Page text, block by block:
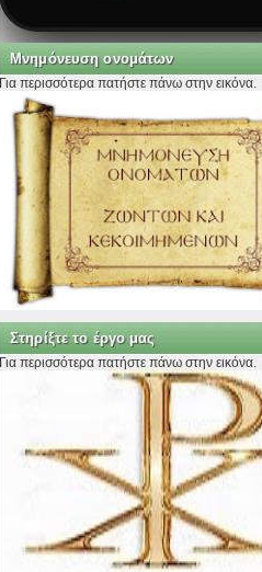
Μνημόνευση ονομάτων
Για περισσότερα πατήστε πάνω στην εικόνα.
Στηρίξτε το έργο μας
Για περισσότερα πατήστε πάνω στην εικόνα.